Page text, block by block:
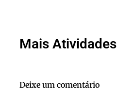
Mais
Deixe um comentário